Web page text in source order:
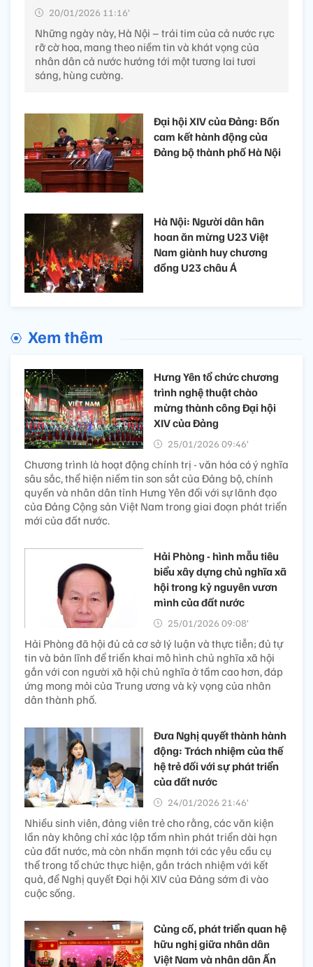
20/01/2026 11:16’
Những ngày này, Hà Nội – trái tim của cả nước rực
rỡ cờ hoa, mang theo niềm tin và khát vọng của
nhân dân cả nước hướng tới một tương lai tươi
sáng, hùng cường.
Đại hội XIV của Đảng: Bốn
cam kết hành động của
Đảng bộ thành phố Hà Nội
Hà Nội: Người dân hân
hoan ăn mừng U23 Việt
Nam giành huy chương
đồng U23 châu Á
Xem thêm
Hưng Yên tổ chức chương
trình nghệ thuật chào
mừng thành công Đại hội
XIV của Đảng
25/01/2026 09:46’
Chương trình là hoạt động chính trị - văn hóa có ý nghĩa
sâu sắc, thể hiện niềm tin son sắt của Đảng bộ, chính
quyền và nhân dân tỉnh Hưng Yên đối với sự lãnh đạo
của Đảng Cộng sản Việt Nam trong giai đoạn phát triển
mới của đất nước.
Hải Phòng - hình mẫu tiêu
biểu xây dựng chủ nghĩa xã
hội trong kỷ nguyên vươn
mình của đất nước
25/01/2026 09:08’
Hải Phòng đã hội đủ cả cơ sở lý luận và thực tiễn; đủ tự
tin và bản lĩnh để triển khai mô hình chủ nghĩa xã hội
gắn với con người xã hội chủ nghĩa ở tầm cao hơn, đáp
ứng mong mỏi của Trung ương và kỳ vọng của nhân
dân thành phố.
Đưa Nghị quyết thành hành
động: Trách nhiệm của thế
hệ trẻ đối với sự phát triển
của đất nước
24/01/2026 21:46’
Nhiều sinh viên, đảng viên trẻ cho rằng, các văn kiện
lần này không chỉ xác lập tầm nhìn phát triển dài hạn
của đất nước, mà còn nhấn mạnh tới các yêu cầu cụ
thể trong tổ chức thực hiện, gắn trách nhiệm với kết
quả, để Nghị quyết Đại hội XIV của Đảng sớm đi vào
cuộc sống.
Củng cố, phát triển quan hệ
hữu nghị giữa nhân dân
Việt Nam và nhân dân Ấn